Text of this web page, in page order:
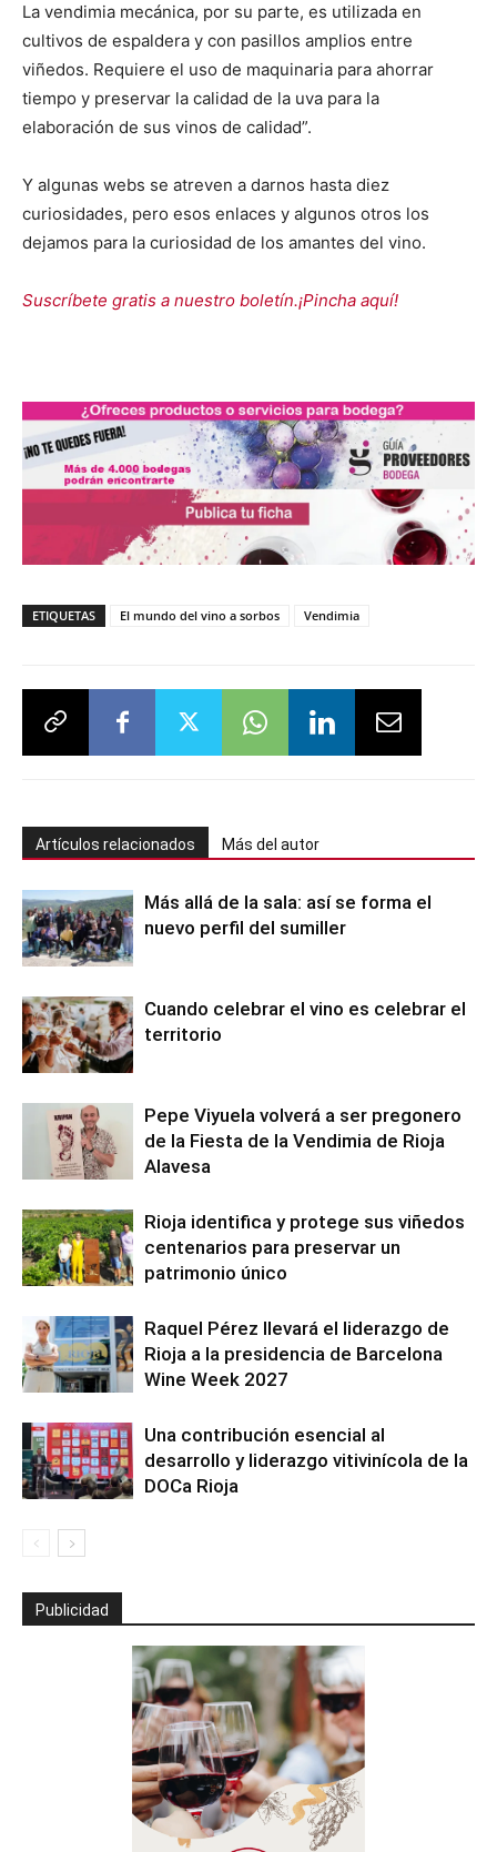
La vendimia mecánica, por su parte, es utilizada en
cultivos de espaldera y con pasillos amplios entre
viñedos. Requiere el uso de maquinaria para ahorrar
tiempo y preservar la calidad de la uva para la
elaboración de sus vinos de calidad”.
Y algunas webs se atreven a darnos hasta diez
curiosidades, pero esos enlaces y algunos otros los
dejamos para la curiosidad de los amantes del vino.
Suscríbete gratis a nuestro boletín.¡Pincha aquí!
ETIQUETAS El mundo del vino a sorbos Vendimia
Artículos relacionados Más del autor
Más allá de la sala: así se forma el
nuevo perfil del sumiller
Cuando celebrar el vino es celebrar el
territorio
Pepe Viyuela volverá a ser pregonero
de la Fiesta de la Vendimia de Rioja
Alavesa
Rioja identifica y protege sus viñedos
centenarios para preservar un
patrimonio único
Raquel Pérez llevará el liderazgo de
Rioja a la presidencia de Barcelona
Wine Week 2027
Una contribución esencial al
desarrollo y liderazgo vitivinícola de la
DOCa Rioja
Publicidad